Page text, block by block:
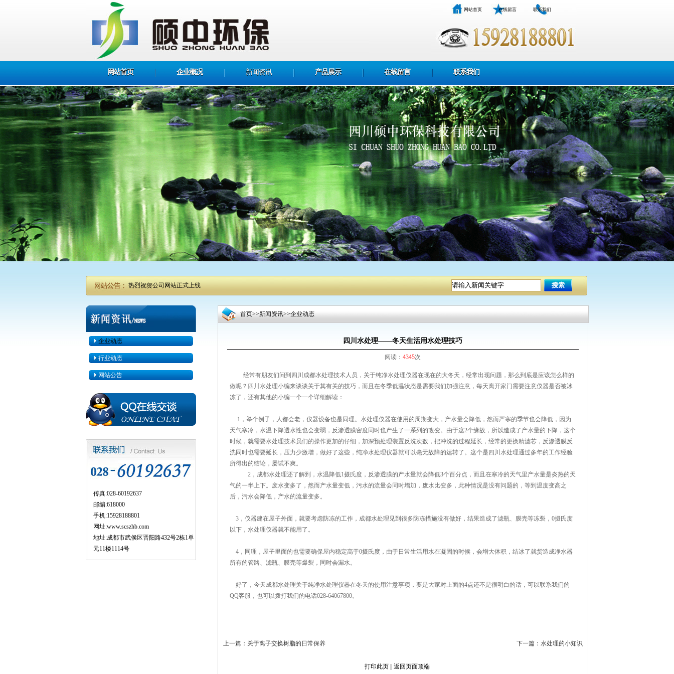
网站首页 在线留言 联系我们
网站首页 企业概况 新闻资讯 产品展示 在线留言 联系我们
热烈祝贺公司网站正式上线
企业动态
行业动态
网站公告
传真:028-60192637
邮编:618000
手机:15928188801
网址:www.scszhb.com
地址:成都市武侯区晋阳路432号2栋1单
元11楼1114号
首页>>新闻资讯>>企业动态
四川水处理——冬天生活用水处理技巧
阅读：4345次
经常有朋友们问到四川成都水处理技术人员，关于纯净水处理仪器在现在的大冬天，经常出现问题，那么到底是应该怎么样的
做呢？四川水处理小编来谈谈关于其有关的技巧，而且在冬季低温状态是需要我们加强注意，每天离开家门需要注意仪器是否被冰
冻了，还有其他的小编一个一个详细解读：
1，举个例子，人都会老，仪器设备也是同理。水处理仪器在使用的周期变大，产水量会降低，然而严寒的季节也会降低，因为
天气寒冷，水温下降透水性也会变弱，反渗透膜密度同时也产生了一系列的改变。由于这2个缘故，所以造成了产水量的下降，这个
时候，就需要水处理技术员们的操作更加的仔细，加深预处理装置反洗次数，把冲洗的过程延长，经常的更换精滤芯，反渗透膜反
洗同时也需要延长，压力少激增，做好了这些，纯净水处理仪器就可以毫无故障的运转了。这个是四川水处理通过多年的工作经验
所得出的结论，屡试不爽。
2，成都水处理还了解到，水温降低1摄氏度，反渗透膜的产水量就会降低3个百分点，而且在寒冷的天气里产水量是炎热的天
气的一半上下。废水变多了，然而产水量变低，污水的流量会同时增加，废水比变多，此种情况是没有问题的，等到温度变高之
后，污水会降低，产水的流量变多。
3，仪器建在屋子外面，就要考虑防冻的工作，成都水处理见到很多防冻措施没有做好，结果造成了滤瓶、膜壳等冻裂，0摄氏度
以下，水处理仪器就不能用了。
4，同理，屋子里面的也需要确保屋内稳定高于0摄氏度，由于日常生活用水在凝固的时候，会增大体积，结冰了就货造成净水器
所有的管路、滤瓶、膜壳等爆裂，同时会漏水。
好了，今天成都水处理关于纯净水处理仪器在冬天的使用注意事项，要是大家对上面的4点还不是很明白的话，可以联系我们的
QQ客服，也可以拨打我们的电话028-64067800。
下一篇：水处理的小知识
上一篇： 关于离子交换树脂的日常保养
打印此页 ||返回页面顶端